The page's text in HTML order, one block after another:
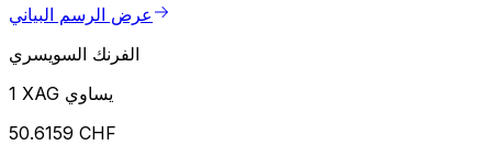
عرض الرسم البياني
الفرنك السويسري
1 XAG يساوي
50.6159 CHF